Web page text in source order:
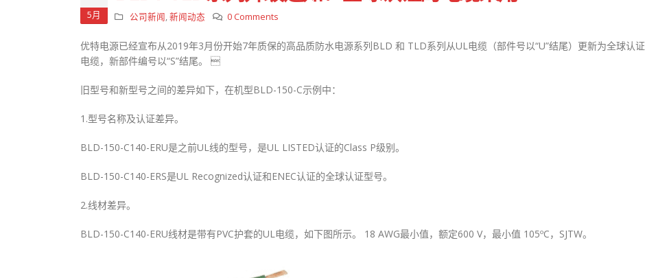
5月 公司新闻,新闻动态 0 Comments
优特电源已经宣布从2019年3月份开始7年质保的高品质防水电源系列BLD 和 TLD系列从UL电缆（部件号以“U”结尾）更新为全球认证
电缆，新部件编号以“S”结尾。 
旧型号和新型号之间的差异如下，在机型BLD-150-C示例中：
1.型号名称及认证差异。
BLD-150-C140-ERU是之前UL线的型号，是UL LISTED认证的Class P级别。
BLD-150-C140-ERS是UL Recognized认证和ENEC认证的全球认证型号。
2.线材差异。
BLD-150-C140-ERU线材是带有PVC护套的UL电缆，如下图所示。 18 AWG最小值，额定600 V，最小值 105ºC，SJTW。